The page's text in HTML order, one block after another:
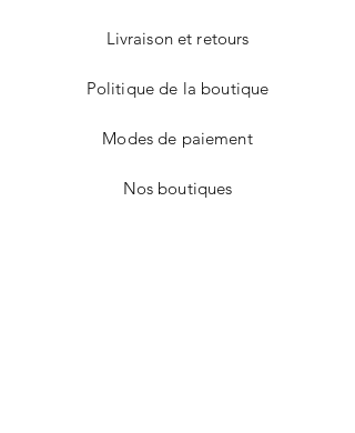
Livraison et retours
Politique de la boutique
Modes de paiement
Nos boutiques